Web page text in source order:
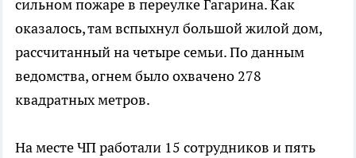
сильном пожаре в переулке Гагарина. Как
оказалось, там вспыхнул большой жилой дом,
рассчитанный на четыре семьи. По данным
ведомства, огнем было охвачено 278
квадратных метров.
На месте ЧП работали 15 сотрудников и пять